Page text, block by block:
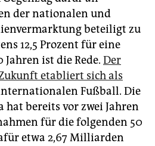
der nationalen und
beteiligt zu
12,5 Prozent für eine
ist die Rede. Der
etabliert sich als
Fußball. Die
hat bereits vor zwei Jahren
für die folgenden 50
etwa 2,67 Milliarden